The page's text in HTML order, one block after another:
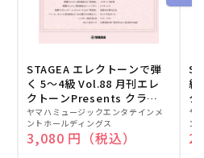
STAGEA エレクトーンで弾
く 5～4級 Vol.88 月刊エレ
クトーンPresents クラシ
ック名曲集
販
売
元:
ヤマハミュージックエンタテインメ
ントホールディングス
通常価格
3,080 円（税込）
級
ク
販
売
元:
ヤ
ン